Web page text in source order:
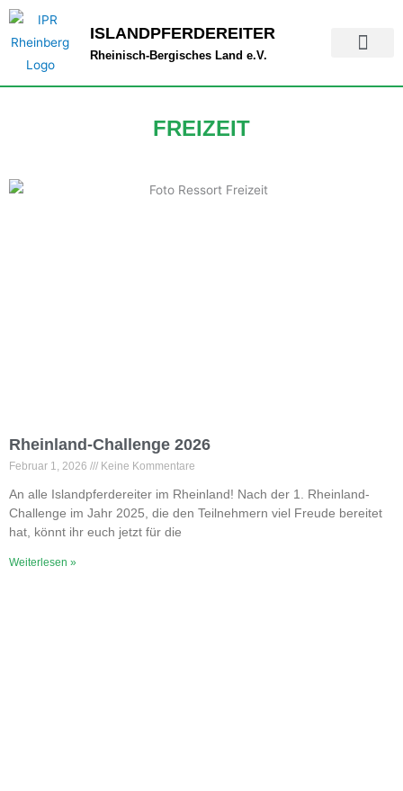
Zum
ISLANDPFERDEREITER
Rheinisch-Bergisches Land e.V.
FREIZEIT
Rheinland-Challenge 2026
Februar 1, 2026 Keine Kommentare
An alle Islandpferdereiter im Rheinland! Nach der 1. Rheinland-
Challenge im Jahr 2025, die den Teilnehmern viel Freude bereitet
hat, könnt ihr euch jetzt für die
Weiterlesen »